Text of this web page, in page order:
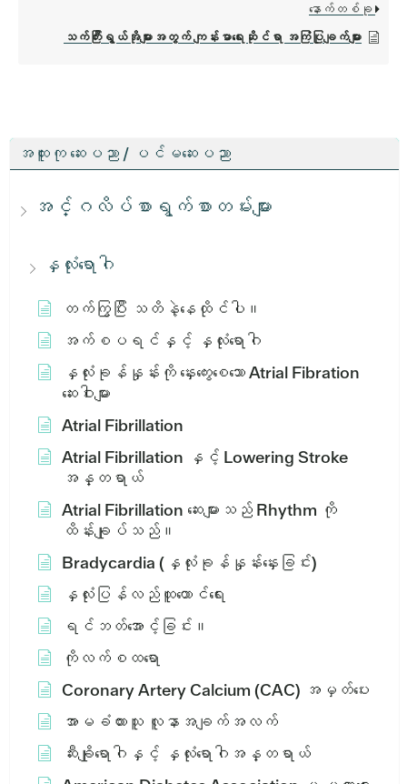
အထူးကု ဆေးပညာ / ပင်မဆေးပညာ
အင်္ဂလိပ်စာရွက်စာတမ်းများ
နှလုံးရောဂါ
တက်ကြွပြီး သတိနဲ့နေထိုင်ပါ။
အက်စပရင်နှင့် နှလုံးရောဂါ
နှလုံးခုန်နှုန်းကို နှေးကွေးစေသော Atrial Fibration
ဆေးဝါးများ
Atrial Fibrillation
Atrial Fibrillation နှင့် Lowering Stroke
အန္တရာယ်
Atrial Fibrillation ဆေးများသည် Rhythm ကို
ထိန်းချုပ်သည်။
Bradycardia (နှလုံးခုန်နှုန်းနှေးခြင်း)
နှလုံးပြန်လည်ထူထောင်ရေး
ရင်ဘတ်အောင့်ခြင်း။
ကိုလက်စထရော
Coronary Artery Calcium (CAC) အမှတ်ပေး
အာမခံထားသူ လူနာအချက်အလက်
ဆီးချိုရောဂါနှင့် နှလုံးရောဂါအန္တရာယ်
နောက်တစ်ခု
သက်ကြီးရွယ်အိုများအတွက် ကျန်းမာရေးဆိုင်ရာ အကြံပြုချက်များ